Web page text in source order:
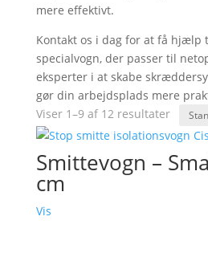
mere effektivt.
Kontakt os i dag for at få hjælp
specialvogn, der passer til
eksperter i at skabe
gør din arbejdsplads mere
Viser 1–9 af 12 resultater
Smittevogn –
cm
Vis